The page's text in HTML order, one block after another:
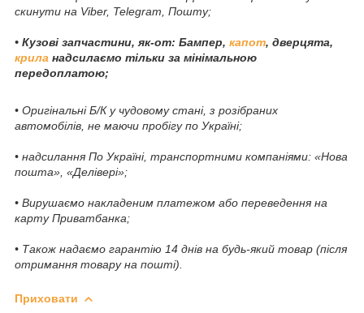
скинути на Viber, Telegram, Пошту;
• Кузові запчастини, як-от: Бампер, капот, дверцята,
крила надсилаємо тільки за мінімальною
передоплатою;
• Оригінальні Б/К у чудовому стані, з розібраних
автомобілів, не маючи пробігу по Україні;
• надсилання По Україні, транспортними компаніями: «Нова
пошта», «Делівері»;
• Вирушаємо накладеним платежом або переведення на
карту Приватбанка;
• Також надаємо гарантію 14 днів на будь-який товар (після
отримання товару на пошті).
Приховати